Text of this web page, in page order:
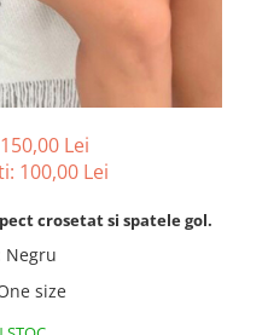
150,00 Lei
100,00 Lei
crosetat si spatele gol.
Negru
size